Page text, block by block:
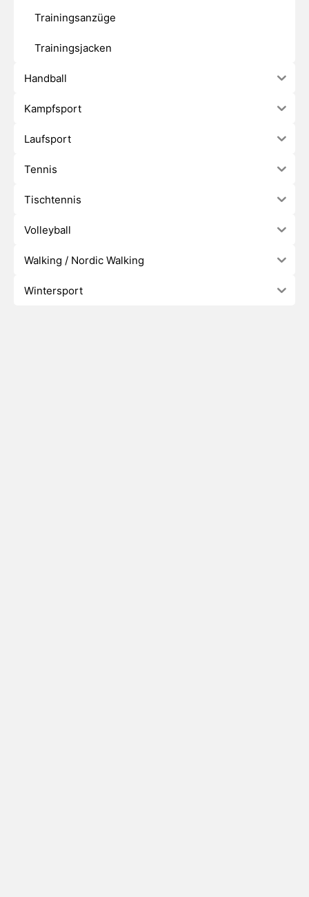
Trainingsanzüge
Trainingsjacken
Handball
Kampfsport
Laufsport
Tennis
Tischtennis
Volleyball
Walking / Nordic Walking
Wintersport